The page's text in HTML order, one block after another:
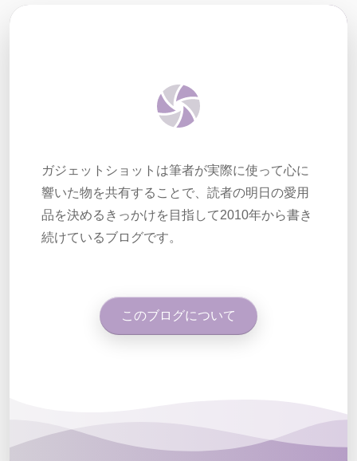
ガジェットショットは筆者が実際に使って心に
響いた物を共有することで、読者の明日の愛用
品を決めるきっかけを目指して2010年から書き
続けているブログです。
このブログについて